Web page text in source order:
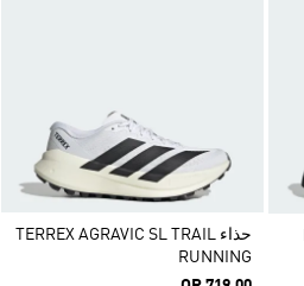
حذاء TERREX AGRAVIC SL TRAIL
RUNNING